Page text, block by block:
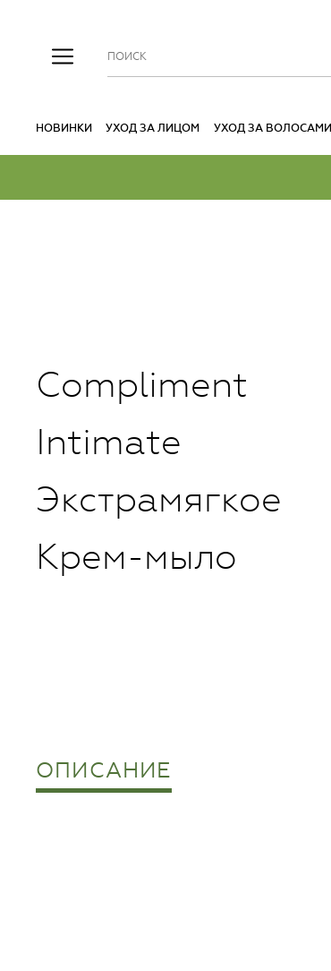
НОВИНКИ УХОД ЗА ЛИЦОМ УХОД ЗА ВОЛОСАМИ
Compliment
Intimate
Экстрамягкое
Крем-мыло
ОПИСАНИЕ